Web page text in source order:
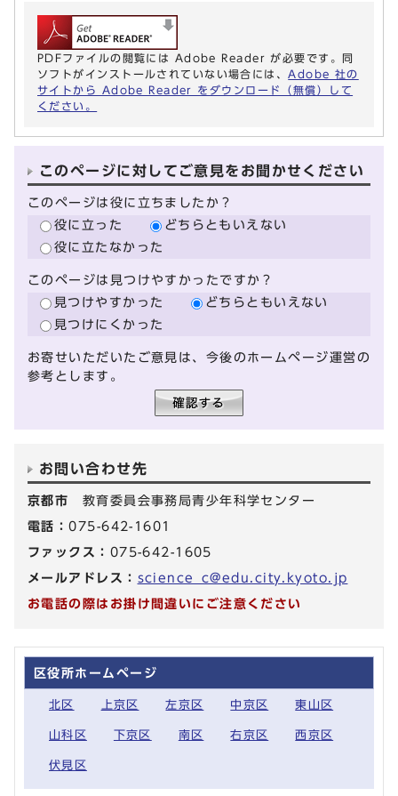
PDFファイルの閲覧には Adobe Reader が必要です。同
ソフトがインストールされていない場合には、 Adobe 社の
サイトから Adobe Reader をダウンロード（無償）して
ください。
このページに対してご意見をお聞かせください
このページは役に立ちましたか？
役に立った
どちらともいえない
役に立たなかった
このページは見つけやすかったですか？
見つけやすかった
どちらともいえない
見つけにくかった
お寄せいただいたご意見は、今後のホームページ運営の
参考とします。
お問い合わせ先
京都市 教育委員会事務局青少年科学センター
電話：075-642-1601
ファックス： 075-642-1605
メールアドレス： science_c@edu.city.kyoto.jp
お電話の際はお掛け間違いにご注意ください
区役所ホームページ
北区 上京区 左京区 中京区 東山区
山科区 下京区 南区 右京区 西京区
伏見区